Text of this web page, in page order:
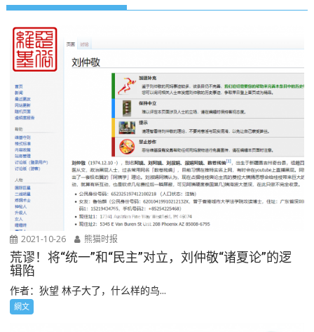
2021-10-26 熊猫时报
荒谬！将“统一”和“民主”对立，刘仲敬“诸夏论”的逻
辑陷
作者：狄望 林子大了，什么样的鸟...
網文